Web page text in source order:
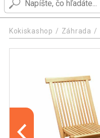
Kokiskashop Záhrada